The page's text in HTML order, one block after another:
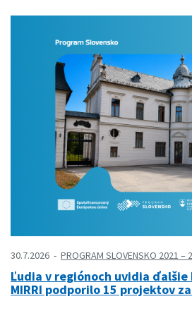
30.7.2026 PROGRAM SLOVENSKO 2021 –
Ľudia v regiónoch uvidia
MIRRI podporilo 15 projektov